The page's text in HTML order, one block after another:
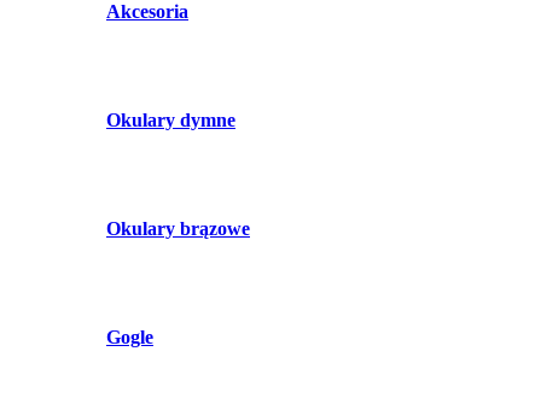
Akcesoria
Okulary dymne
Okulary brązowe
Gogle